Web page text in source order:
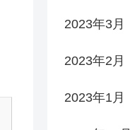
2023年3月
2023年2月
2023年1月